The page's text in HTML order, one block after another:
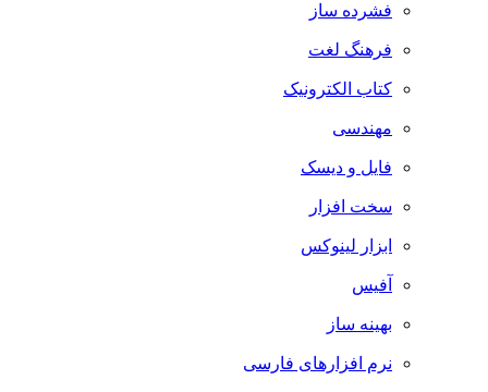
فشرده ساز
فرهنگ لغت
کتاب الکترونیک
مهندسی
فایل و دیسک
سخت افزار
ابزار لینوکس
آفیس
بهینه ساز
نرم افزارهای فارسی